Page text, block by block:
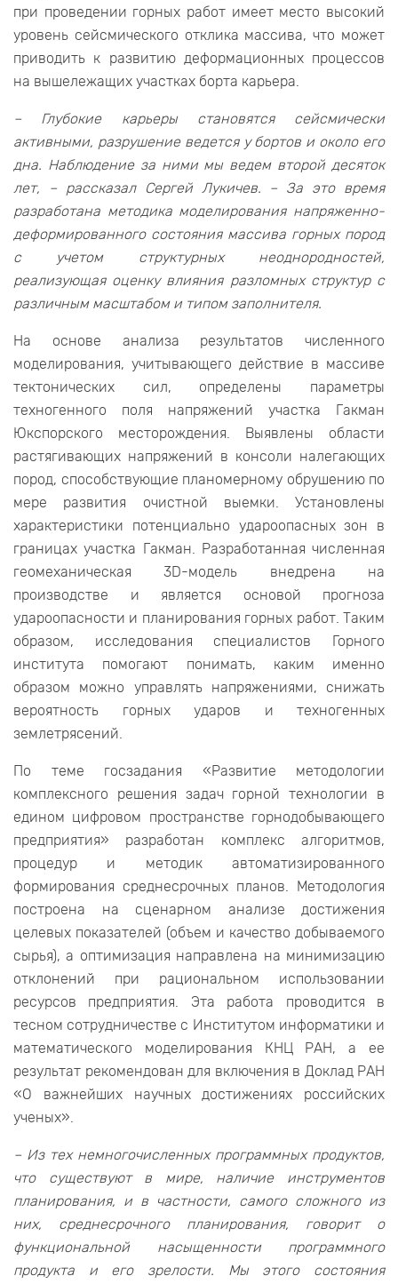
при проведении горных работ имеет место высокий
уровень сейсмического отклика массива, что может
приводить к развитию деформационных процессов
на вышележащих участках борта карьера.
– Глубокие карьеры становятся сейсмически
активными, разрушение ведется у бортов и около его
дна. Наблюдение за ними мы ведем второй десяток
лет, – рассказал Сергей Лукичев. – За это время
разработана методика моделирования напряженно-
деформированного состояния массива горных пород
с учетом структурных неоднородностей,
реализующая оценку влияния разломных структур с
различным масштабом и типом заполнителя.
На основе анализа результатов численного
моделирования, учитывающего действие в массиве
тектонических сил, определены параметры
техногенного поля напряжений участка Гакман
Юкспорского месторождения. Выявлены области
растягивающих напряжений в консоли налегающих
пород, способствующие планомерному обрушению по
мере развития очистной выемки. Установлены
характеристики потенциально удароопасных зон в
границах участка Гакман. Разработанная численная
геомеханическая 3D-модель внедрена на
производстве и является основой прогноза
удароопасности и планирования горных работ. Таким
образом, исследования специалистов Горного
института помогают понимать, каким именно
образом можно управлять напряжениями, снижать
вероятность горных ударов и техногенных
землетрясений.
По теме госзадания «Развитие методологии
комплексного решения задач горной технологии в
едином цифровом пространстве горнодобывающего
предприятия» разработан комплекс алгоритмов,
процедур и методик автоматизированного
формирования среднесрочных планов. Методология
построена на сценарном анализе достижения
целевых показателей (объем и качество добываемого
сырья), а оптимизация направлена на минимизацию
отклонений при рациональном использовании
ресурсов предприятия. Эта работа проводится в
тесном сотрудничестве с Институтом информатики и
математического моделирования КНЦ РАН, а ее
результат рекомендован для включения в Доклад РАН
«О важнейших научных достижениях российских
ученых».
– Из тех немногочисленных программных продуктов,
что существуют в мире, наличие инструментов
планирования, и в частности, самого сложного из
них, среднесрочного планирования, говорит о
функциональной насыщенности программного
продукта и его зрелости. Мы этого состояния